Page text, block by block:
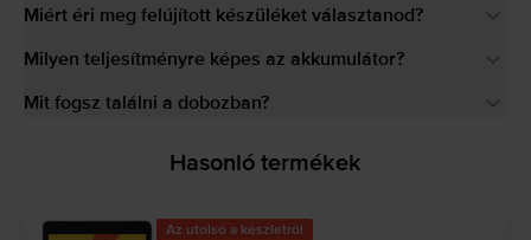
Miért éri meg felújított készüléket választanod?
Milyen teljesítményre képes az akkumulátor?
Mit fogsz találni a dobozban?
Hasonló termékek
Az utolsó a készletről